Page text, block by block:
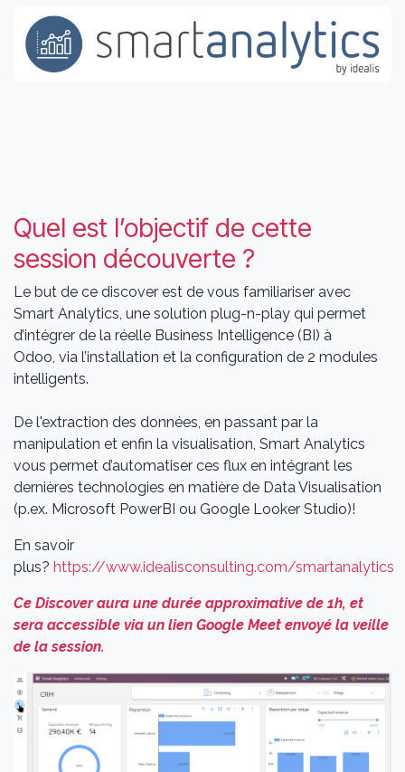
Quel est l’objectif de cette
session découverte ?
Le but de ce discover est de vous familiariser avec
Smart Analytics, une solution plug-n-play qui permet
d’intégrer de la réelle Business Intelligence (BI) à
Odoo, via l’installation et la configuration de 2 modules
intelligents.
De l'extraction des données, en passant par la
manipulation et enfin la visualisation, Smart Analytics
vous permet d’automatiser ces flux en intégrant les
dernières technologies en matière de Data Visualisation
(p.ex. Microsoft PowerBI ou Google Looker Studio)!
En savoir
plus? https://www.idealisconsulting.com/smartanalytics
Ce Discover aura une durée approximative de 1h, et
sera accessible via un lien Google Meet envoyé la veille
de la session.